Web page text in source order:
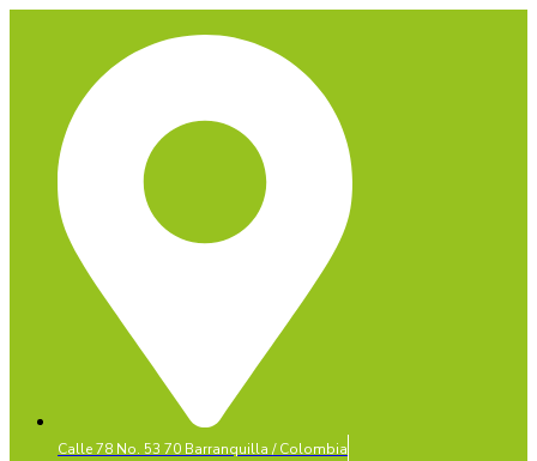
Calle 78 No. 53 70 Barranquilla / Colombia